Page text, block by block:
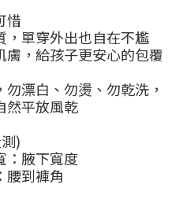
惜
，單穿外出也自在不尷
，給孩子更安心的包覆
漂白、勿燙、勿乾洗，
然平放風乾
)
：腋下寬度
腰到褲角